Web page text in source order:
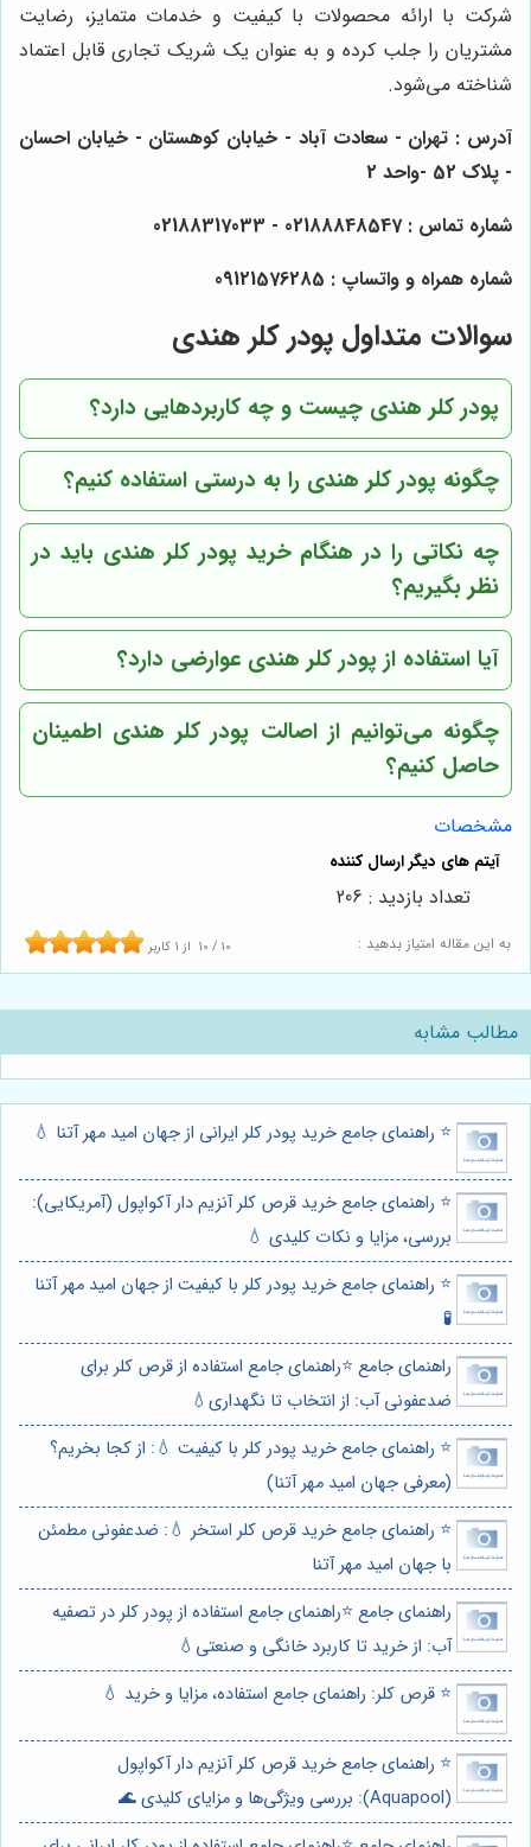
شرکت با ارائه محصولات با کیفیت و خدمات متمایز، رضایت
مشتریان را جلب کرده و به عنوان یک شریک تجاری قابل اعتماد
شناخته می‌شود.
آدرس : تهران - سعادت آباد - خیابان کوهستان - خیابان احسان
- پلاک 52 -واحد 2
شماره تماس : 02188848547 - 02188317033
شماره همراه و واتساپ : 09121576285
سوالات متداول پودر کلر هندی
پودر کلر هندی چیست و چه کاربردهایی دارد؟
چگونه پودر کلر هندی را به درستی استفاده کنیم؟
چه نکاتی را در هنگام خرید پودر کلر هندی باید در
نظر بگیریم؟
آیا استفاده از پودر کلر هندی عوارضی دارد؟
چگونه می‌توانیم از اصالت پودر کلر هندی اطمینان
حاصل کنیم؟
مشخصات
به این مقاله امتیاز بدهید : 10 / 10 از 1 کاربر
تعداد بازدید : 206
مطالب مشابه
⭐️ راهنمای جامع خرید پودر کلر ایرانی از جهان امید مهر آتنا 💧
⭐️ راهنمای جامع خرید قرص کلر آنزیم دار آکواپول (آمریکایی):
بررسی، مزایا و نکات کلیدی 💧
⭐️ راهنمای جامع خرید پودر کلر با کیفیت از جهان امید مهر آتنا
🧪
راهنمای جامع ⭐️راهنمای جامع استفاده از قرص کلر برای
ضدعفونی آب: از انتخاب تا نگهداری💧
⭐️ راهنمای جامع خرید پودر کلر با کیفیت 💧: از کجا بخریم؟
(معرفی جهان امید مهر آتنا)
⭐️ راهنمای جامع خرید قرص کلر استخر 💧: ضدعفونی مطمئن
با جهان امید مهر آتنا
راهنمای جامع ⭐️راهنمای جامع استفاده از پودر کلر در تصفیه
آب: از خرید تا کاربرد خانگی و صنعتی💧
⭐️ قرص کلر: راهنمای جامع استفاده، مزایا و خرید 💧
⭐️ راهنمای جامع خرید قرص کلر آنزیم دار آکواپول
(Aquapool): بررسی ویژگی‌ها و مزایای کلیدی 🌊